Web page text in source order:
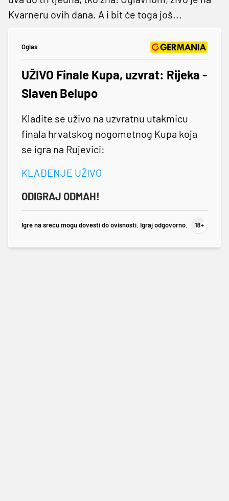
Kvarneru ovih dana. A i bit će toga još...
Oglas
UŽIVO Finale Kupa, uzvrat: Rijeka -
Slaven Belupo
Kladite se uživo na uzvratnu utakmicu
finala hrvatskog nogometnog Kupa koja
se igra na Rujevici:
KLAĐENJE UŽIVO
ODIGRAJ ODMAH!
Igre na sreću mogu dovesti do ovisnosti. Igraj odgovorno.